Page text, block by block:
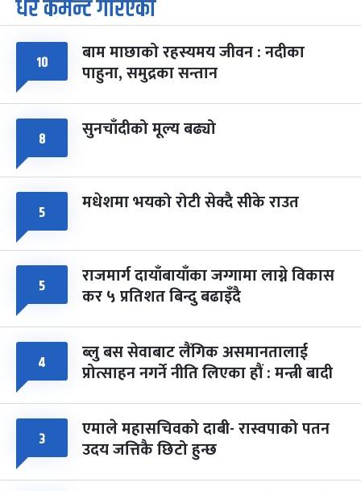
आइत चैत्र ७, २०८३-Mar 21, 2027
८
सोम
फागुपूर्णिमा
चैत्र ८, २०८३- Mar 22, 2027
७ महिना बाँकी
धेरै कमेन्ट गरिएका
१० बाम माछाको रहस्यमय जीवन : नदीका
पाहुना, समुद्रका सन्तान
८ सुनचाँदीको मूल्य बढ्यो
५ मधेशमा भयको रोटी सेक्दै सीके राउत
५ राजमार्ग दायाँबायाँका जग्गामा लाग्ने विकास
कर ५ प्रतिशत बिन्दु बढाइँदै
४ ब्लु बस सेवाबाट लैंगिक असमानतालाई
प्रोत्साहन नगर्ने नीति लिएका हौं : मन्त्री बादी
३ एमाले महासचिवको दाबी- रास्वपाको पतन
उदय जत्तिकै छिटो हुन्छ